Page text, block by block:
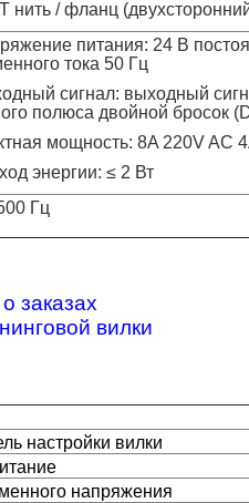
нить / фланц
питания: 24 В
тока 50 Гц
сигнал: выходный
полюса двойной бросок
мощность: 8A 220V AC
энергии: ≤ 2 Вт
Гц
заказах
вилки
настройки вилки
напряжения